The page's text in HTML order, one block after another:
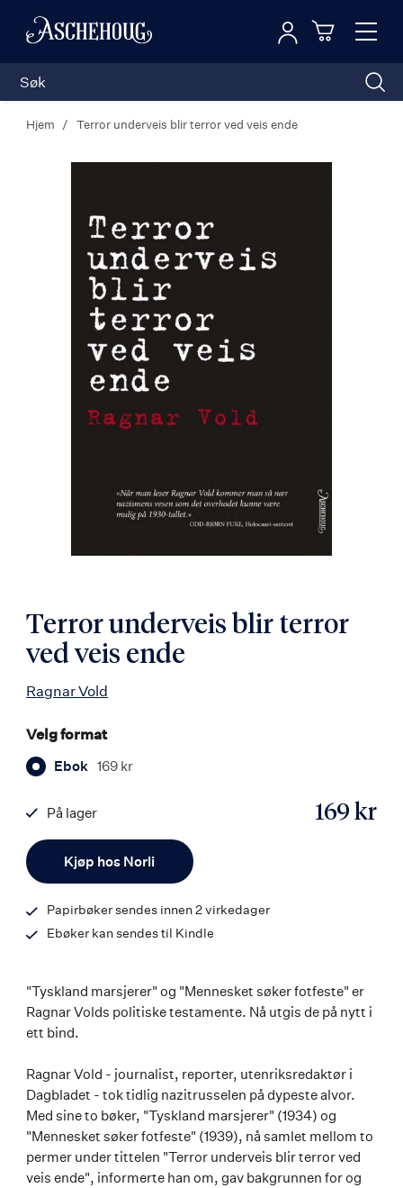
Toggle
Logg inn
Hjem Terror underveis blir terror ved veis ende
Terror underveis blir terror
ved veis ende
Ragnar Vold
Velg format
Ebok 169 kr
Kjøp hos Norli
169 kr
På lager
9788203295430
Papirbøker sendes innen 2 virkedager
Ebøker kan sendes til Kindle
"Tyskland marsjerer" og "Mennesket søker fotfeste" er
Ragnar Volds politiske testamente. Nå utgis de på nytt i
ett bind.
Ragnar Vold - journalist, reporter, utenriksredaktør i
Dagbladet - tok tidlig nazitrusselen på dypeste alvor.
Med sine to bøker, "Tyskland marsjerer" (1934) og
"Mennesket søker fotfeste" (1939), nå samlet mellom to
permer under tittelen "Terror underveis blir terror ved
veis ende", informerte han om, gav bakgrunnen for og